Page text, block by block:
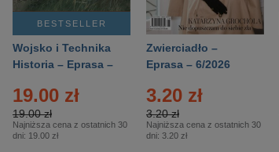
BESTSELLER
Wojsko i Technika
Historia – Eprasa –
19.00 zł
19.00 zł
Najniższa cena z ostatnich 30
dni: 19.00 zł
Zwierciadło –
Eprasa – 6/2026
3.20 zł
3.20 zł
Najniższa cena z ostatnich 30
dni: 3.20 zł